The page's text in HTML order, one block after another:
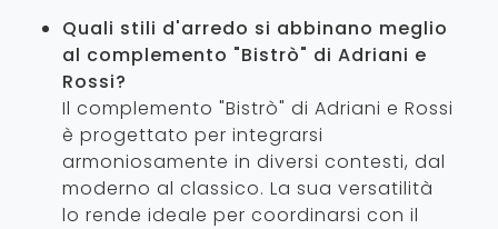
Quali stili d'arredo si abbinano meglio
al complemento "Bistrò" di Adriani e
Rossi?
Il complemento "Bistrò" di Adriani e Rossi
è progettato per integrarsi
armoniosamente in diversi contesti, dal
moderno al classico. La sua versatilità
lo rende ideale per coordinarsi con il